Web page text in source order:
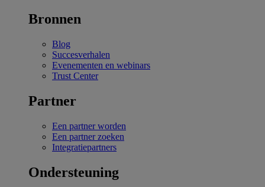
Bronnen
Blog
Succesverhalen
Evenementen en webinars
Trust Center
Partner
Een partner worden
Een partner zoeken
Integratiepartners
Ondersteuning